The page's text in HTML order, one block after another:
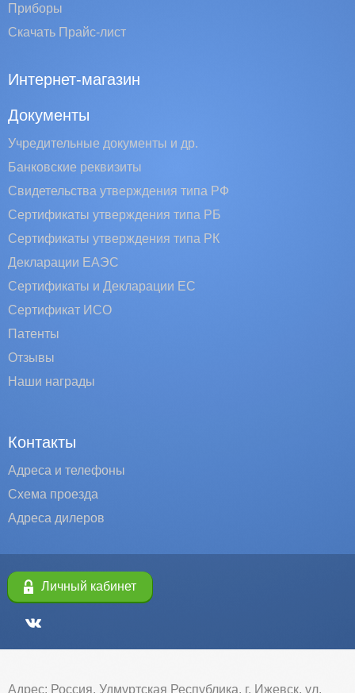
Приборы
Скачать Прайс-лист
Интернет-магазин
Документы
Учредительные документы и др.
Банковские реквизиты
Свидетельства утверждения типа РФ
Сертификаты утверждения типа РБ
Сертификаты утверждения типа РК
Декларации ЕАЭС
Сертификаты и Декларации EC
Сертификат ИСО
Патенты
Отзывы
Наши награды
Контакты
Адреса и телефоны
Схема проезда
Адреса дилеров
Личный кабинет
Адрес: Россия, Удмуртская Республика, г. Ижевск, ул.